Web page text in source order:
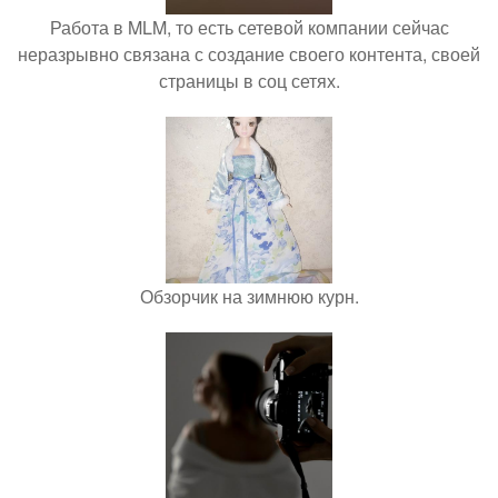
Работа в MLM, то есть сетевой компании сейчас
неразрывно связана с создание своего контента, своей
страницы в соц сетях.
Обзорчик на зимнюю курн.